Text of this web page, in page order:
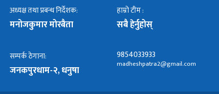
अध्यक्ष तथा प्रबन्ध निर्देशक:
मनोजकुमार मोरबैता
हाम्रो टीम :
सबै हेर्नुहोस्
सम्पर्क ठेगाना:
जनकपुरधाम-२, धनुषा
9854033933
madheshpatra2@gmail.com